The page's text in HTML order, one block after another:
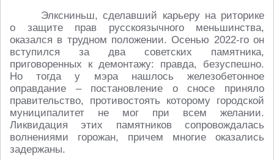
Элксниньш, сделавший карьеру на риторике
о защите прав русскоязычного меньшинства,
оказался в трудном положении. Осенью 2022-го он
вступился за два советских памятника,
приговоренных к демонтажу: правда, безуспешно.
Но тогда у мэра нашлось железобетонное
оправдание – постановление о сносе приняло
правительство, противостоять которому городской
муниципалитет не мог при всем желании.
Ликвидация этих памятников сопровождалась
волнениями горожан, причем многие оказались
задержаны.